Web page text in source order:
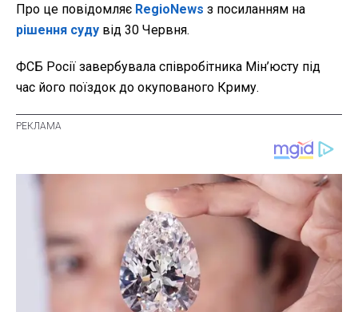
Про це повідомляє RegioNews з посиланням на
рішення суду від 30 Червня.
ФСБ Росії завербувала співробітника Мін’юсту під
час його поїздок до окупованого Криму.